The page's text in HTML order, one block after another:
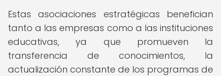
Estas asociaciones estratégicas benefician
tanto a las empresas como a las instituciones
educativas, ya que promueven la
transferencia de conocimientos, la
actualización constante de los programas de